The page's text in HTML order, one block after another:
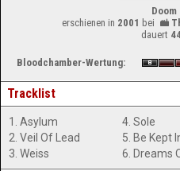
Doom
erschienen in 2001 bei
dauert
Bloodchamber-Wertung:
Tracklist
1. Asylum
2. Veil Of Lead
3. Weiss
4. Sole
6. Dreams